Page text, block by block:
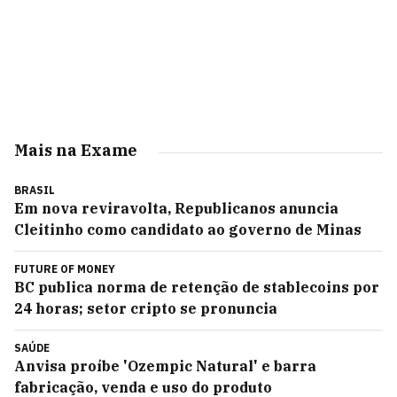
Mais na Exame
BRASIL
Em nova reviravolta, Republicanos anuncia
Cleitinho como candidato ao governo de Minas
FUTURE OF MONEY
BC publica norma de retenção de stablecoins por
24 horas; setor cripto se pronuncia
SAÚDE
Anvisa proíbe 'Ozempic Natural' e barra
fabricação, venda e uso do produto